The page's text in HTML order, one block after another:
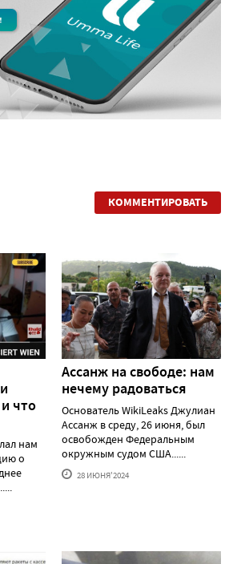
КОММЕНТИРОВАТЬ
что
нам
о
Ассанж на свободе: нам
нечему радоваться
Основатель WikiLeaks Джулиан
Ассанж в среду, 26 июня, был
освобожден Федеральным
окружным судом США......
28 ИЮНЯ'2024